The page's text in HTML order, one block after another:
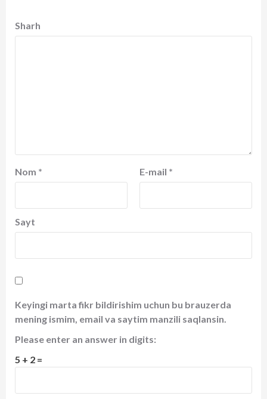
Sharh
Nom * E-mail *
Sayt
Keyingi marta fikr bildirishim uchun bu brauzerda
mening ismim, email va saytim manzili saqlansin.
Please enter an answer in digits:
5 + 2 =